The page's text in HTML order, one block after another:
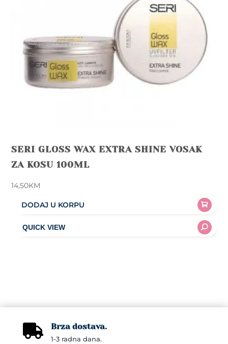
SERI GLOSS WAX EXTRA SHINE VOSAK
ZA KOSU 100ML
14,50KM
DODAJ U KORPU
 Brza dostava.
1-3 radna dana.